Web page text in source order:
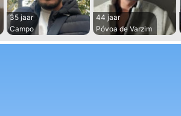
35 jaar
Campo
44 jaar
Póvoa de Varzim